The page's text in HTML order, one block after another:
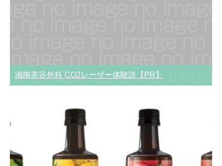
湘南美容外科 CO2レーザー体験談【PR】